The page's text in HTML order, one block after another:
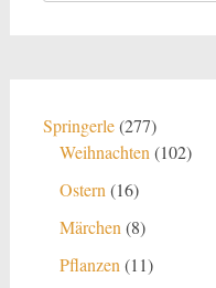
Springerle 277277
Produkte
Weihnachten 102102
Ostern 1616
Märchen 88
Pflanzen 1111